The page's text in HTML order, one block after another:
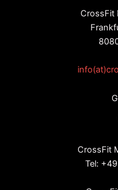
CrossFit
CrossFit
Tel: